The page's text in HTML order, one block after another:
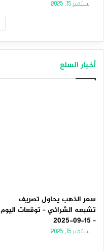
سبتمبر 15, 2025
أخبار السلع
سعر الذهب يحاول تصريف
تشبعه الشرائي – توقعات اليوم
– 15-09-2025
سبتمبر 15, 2025